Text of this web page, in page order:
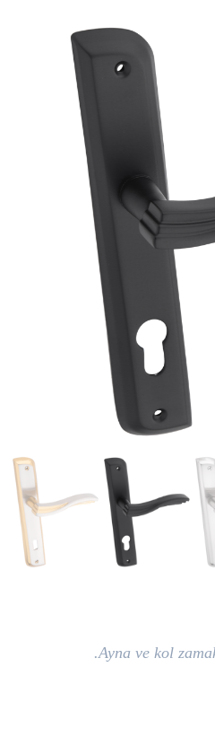
Ayna ve kol